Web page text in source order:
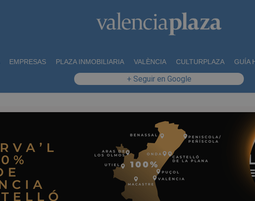
EMPRESAS PLAZA INMOBILIARIA VALÈNCIA CULTURPLAZA GUÍA
+ Seguir en Google